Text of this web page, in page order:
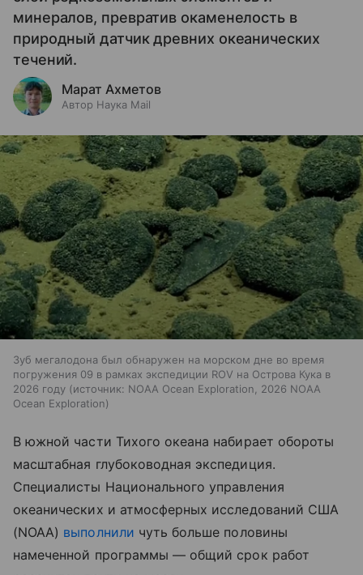
минералов, превратив окаменелость в
природный датчик древних океанических
течений.
Марат Ахметов
Автор Наука Mail
Зуб мегалодона был обнаружен на морском дне во время
погружения 09 в рамках экспедиции ROV на Острова Кука в
2026 году
источник: NOAA Ocean Exploration, 2026 NOAA
Ocean Exploration
В южной части Тихого океана набирает обороты
масштабная глубоководная экспедиция.
Специалисты Национального управления
океанических и атмосферных исследований США
(NOAA) выполнили чуть больше половины
намеченной программы — общий срок работ